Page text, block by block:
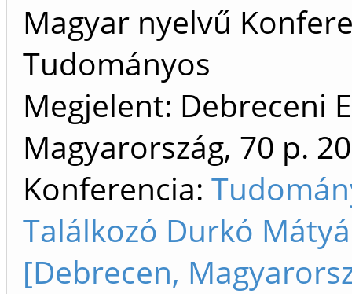
Magyar nyelvű
Tudományos
Megjelent: Debreceni
Magyarország, 70 p.
Konferencia:
Találkozó Durkó
[Debrecen,